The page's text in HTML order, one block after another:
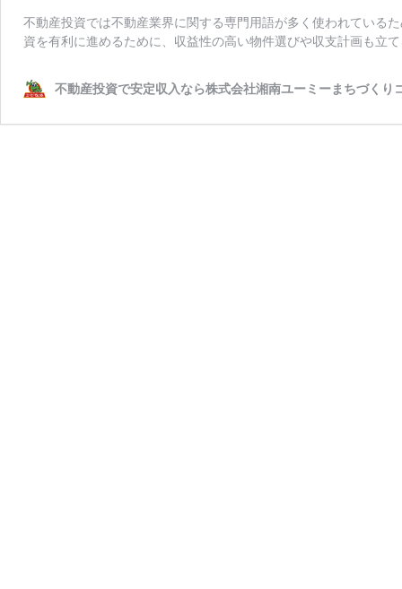
不動産投資では不動産業界に関する専門用語が多く使われている
資を有利に進めるために、収益性の高い物件選びや収支計画も立
不動産投資で安定収入なら株式会社湘南ユーミーまちづくり